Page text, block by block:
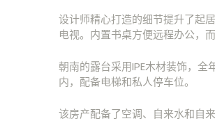
设计师精心打造的细节提升了起
电视。内置书桌方便远程办公，
朝南的露台采用IPE木材装饰，
内，配备电梯和私人停车位。
该房产配备了空调、自来水和自来